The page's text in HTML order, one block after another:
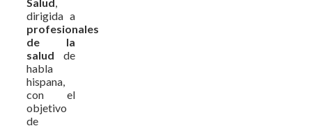
dirigida a
profesionales
de la
salud de
habla
hispana,
con el
objetivo
de